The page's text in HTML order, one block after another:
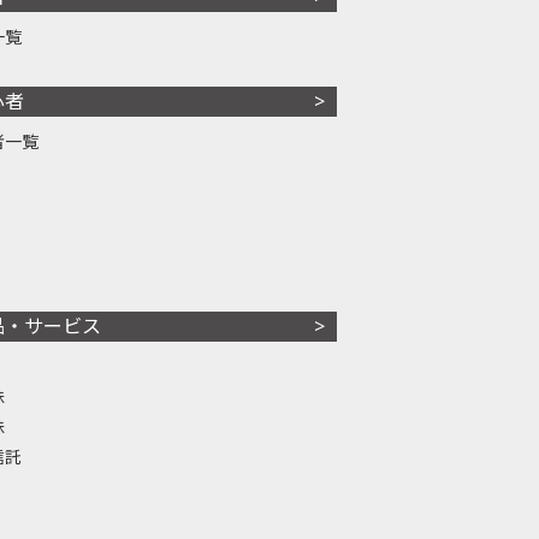
覧
一覧
サービス
託